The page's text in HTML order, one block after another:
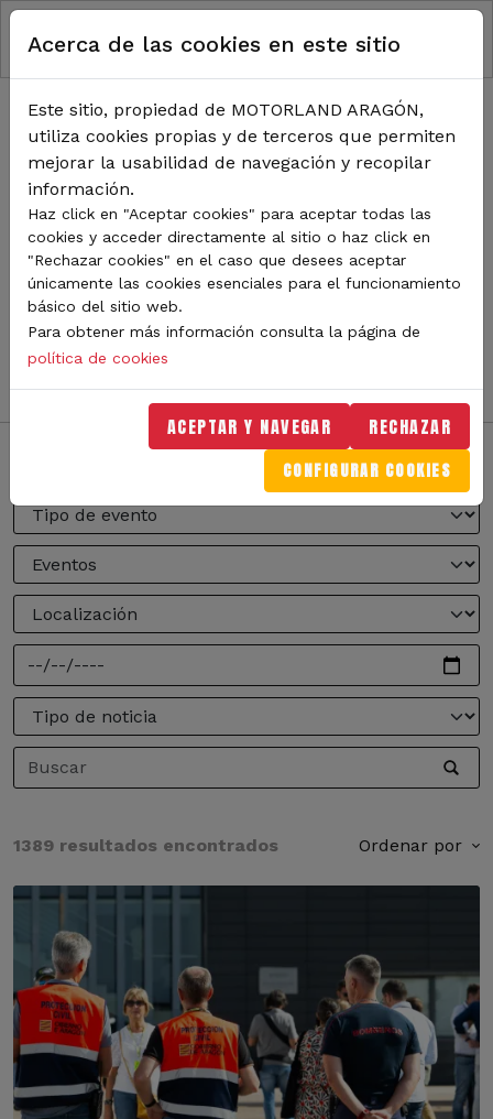
Pasar al contenido principal
RUTA DE NAVEGACIÓN
Inicio Noticias
TODA LA ACTUALIDAD DE
MOTORLAND
Sigue de cerca todas las novedades de MotorLand
Aragón. Aquí encontrarás noticias sobre eventos,
competiciones, pilotos, novedades del circuito y
mucho más. Filtra por categoría o tipo de contenido y
no te pierdas nada del mundo del motor.
1389 resultados encontrados Ordenar por
Acerca de las cookies en este sitio
Este sitio, propiedad de MOTORLAND ARAGÓN,
utiliza cookies propias y de terceros que permiten
mejorar la usabilidad de navegación y recopilar
información.
Haz click en "Aceptar cookies" para aceptar todas las
cookies y acceder directamente al sitio o haz click en
"Rechazar cookies" en el caso que desees aceptar
únicamente las cookies esenciales para el funcionamiento
básico del sitio web.
Para obtener más información consulta la página de
política de cookies
ACEPTAR Y NAVEGAR RECHAZAR
CONFIGURAR COOKIES